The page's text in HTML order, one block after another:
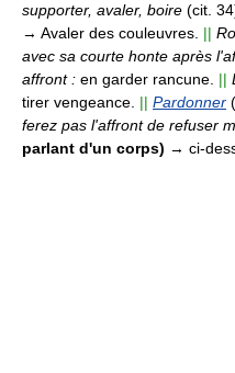
supporter, avaler, boire (cit.
→ Avaler des couleuvres. ||
avec sa courte honte après
affront : en garder rancune. ||
tirer vengeance. || Pardonner
ferez pas l'affront de refuser
parlant d'un corps) → ci-